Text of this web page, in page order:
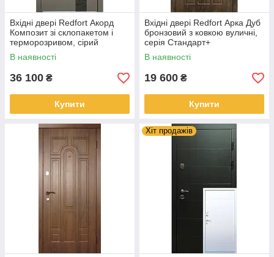
Вхідні двері Redfort Акорд
Композит зі склопакетом і
терморозривом, сірий
композит / антрацит, вуличні
В наявності
36 100 ₴
Купити
Вхідні двері Redfort Арка Дуб
бронзовий з ковкою вуличні,
серія Стандарт+
В наявності
19 600 ₴
Купити
Хіт продажів